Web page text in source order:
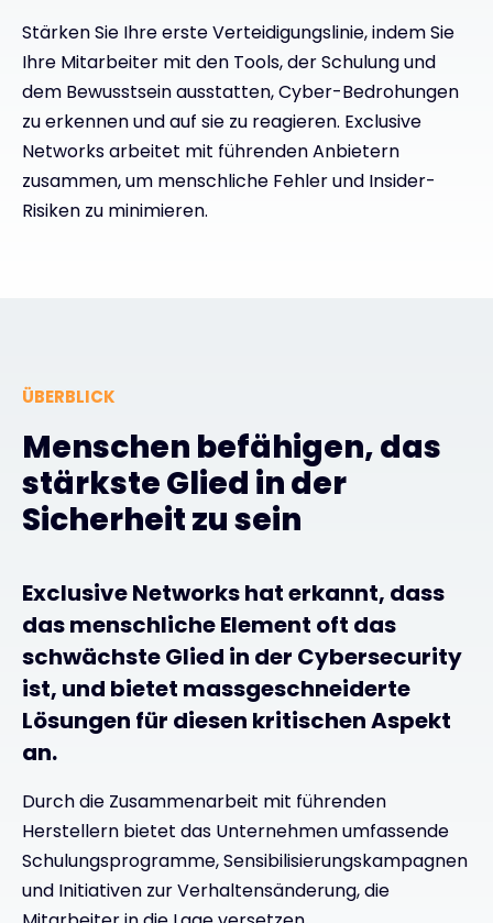
Kontakt
#weareexclusive
Stärken Sie Ihre erste Verteidigungslinie, indem Sie
Ihre Mitarbeiter mit den Tools, der Schulung und
dem Bewusstsein ausstatten, Cyber-Bedrohungen
zu erkennen und auf sie zu reagieren. Exclusive
Networks arbeitet mit führenden Anbietern
zusammen, um menschliche Fehler und Insider-
Risiken zu minimieren.
ÜBERBLICK
Menschen befähigen, das
stärkste Glied in der
Sicherheit zu sein
Exclusive Networks hat erkannt, dass
das menschliche Element oft das
schwächste Glied in der Cybersecurity
ist, und bietet massgeschneiderte
Lösungen für diesen kritischen Aspekt
an.
Durch die Zusammenarbeit mit führenden
Herstellern bietet das Unternehmen umfassende
Schulungsprogramme, Sensibilisierungskampagnen
und Initiativen zur Verhaltensänderung, die